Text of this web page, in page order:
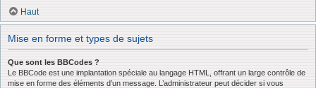
Haut
Mise en forme et types de sujets
Que sont les BBCodes ?
Le BBCode est une implantation spéciale au langage HTML, offrant un large contrôle de
mise en forme des éléments d’un message. L’administrateur peut décider si vous